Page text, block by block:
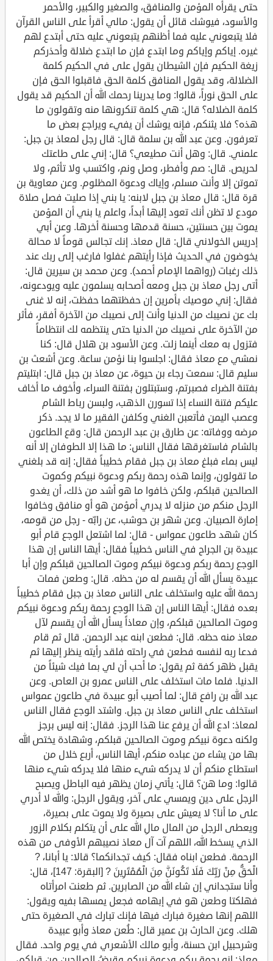
حتى يقرأه المؤمن والمنافق، والصغير والكبير، والأحمر
والأسود، فيوشك قائل أن يقول: مالي أقرأ على الناس القرآن
فلا يتبعوني عليه فما أظنهم يتبعوني عليه حتى أبتدع لهم
غيره. إياكم وإياكم وما ابتدع فإن ما ابتدع ضلالة وأحذركم
زيغة الحكيم فإن الشيطان يقول على في الحكيم كلمة
الضلالة، وقد يقول المنافق كلمة الحق فاقبلوا الحق فإن
على الحق نوراً، قالوا: وما يدرينا رحمك الله أن الحكيم قد يقول
كلمة الضلاله؟ قال: هي كلمة تنكرونها منه وتقولون ما
هذه؟ فلا يثنكم، فإنه يوشك أن يفيء ويراجع بعض ما
تعرفون. وعن عبد الله بن سلمة قال: قال رجل لمعاذ بن جبل:
علمني. قال: وهل أنت مطيعي؟ قال: إني على طاعتك
لحريص. قال: صم وأفطر، وصل ونم، واكتسب ولا تأثم، ولا
تموتن إلا وأنت مسلم، وإياك ودعوة المظلوم. وعن معاوية بن
قرة قال: قال معاذ بن جبل لابنه: يا بني إذا صليت فصل صلاة
مودع لا تظن أنك تعود إليها أبداً، واعلم يا بني أن المؤمن
يموت بين حسنتين، حسنة قدمها وحسنة أخرها. وعن أبي
إدريس الخولاني قال: قال معاذ. إنك تجالس قوماً لا محالة
يخوضون في الحديث فإذا رأيتهم غفلوا فارغب إلى ربك عند
ذلك رغبات (رواهما الإمام أحمد). وعن محمد بن سيرين قال:
أتى رجل معاذ بن جبل ومعه أصحابه يسلمون عليه ويودعونه،
فقال: إني موصيك بأمرين إن حفظتهما حفظت، إنه لا غنى
بك عن نصيبك من الدنيا وأنت إلى نصيبك من الآخرة أفقر، فأثر
من الآخرة على نصيبك من الدنيا حتى ينتظمه لك انتظاماً
فتزول به معك أينما زلت. وعن الأسود بن هلال قال: كنا
نمشي مع معاذ فقال: اجلسوا بنا نؤمن ساعة. وعن أشعث بن
سليم قال: سمعت رجاء بن حيوة، عن معاذ بن جبل قال: ابتليتم
بفتنة الضراء فصبرتم، وستبتلون بفتنة السراء، وأخوف ما أخاف
عليكم فتنة النساء إذا تسورن الذهب، ولبسن رباط الشام
وعصب اليمن فأتعبن الغني وكلفن الفقير ما لا يجد. ذكر
مرضه ووفاته: عن طارق بن عبد الرحمن قال: وقع الطاعون
بالشام فاستغرقها فقال الناس: ما هذا إلا الطوفان إلا أنه
ليس بماء فبلغ معاذ بن جبل فقام خطيباً فقال: إنه قد بلغني
ما تقولون، وإنما هذه رحمة ربكم ودعوة نبيكم وكموت
الصالحين قبلكم، ولكن خافوا ما هو أشد من ذلك، أن يغدو
الرجل منكم من منزله لا يدري أمؤمن هو أو منافق وخافوا
إمارة الصبيان. وعن شهر بن حوشب، عن رابّه - رجل من قومه،
كان شهد طاعون عمواس - قال: لما اشتعل الوجع قام أبو
عبيدة بن الجراح في الناس خطيباً فقال: أيها الناس إن هذا
الوجع رحمة ربكم ودعوة نبيكم وموت الصالحين قبلكم وإن أبا
عبيدة يسأل الله أن يقسم له من حظه. قال: وطعن فمات
رحمة الله عليه واستخلف على الناس معاذ بن جبل فقام خطيباً
بعده فقال: أيها الناس إن هذا الوجع رحمة ربكم ودعوة نبيكم
وموت الصالحين قبلكم، وإن معاذاً يسأل الله أن يقسم لآل
معاذ منه حظه. قال: فطعن ابنه عبد الرحمن. قال ثم قام
فدعا ربه لنفسه فطعن في راحته فلقد رأيته ينظر إليها ثم
يقبل ظهر كفة ثم يقول: ما أحب أن لي بما فيك شيئاً من
الدنيا. فلما مات استخلف على الناس عمرو بن العاص. وعن
عبد الله بن رافع قال: لما أصيب أبو عبيدة في طاعون عمواس
استخلف على الناس معاذ بن جبل. واشتد الوجع فقال الناس
لمعاذ: ادع الله أن يرفع عنا هذا الرجز. فقال: إنه ليس برجز
ولكنه دعوة نبيكم وموت الصالحين قبلكم، وشهادة يختص الله
بها من يشاء من عباده منكم، أيها الناس، أربع خلال من
استطاع منكم أن لا يدركه شيء منها فلا يدركه شيء منها
قالوا: وما هن؟ قال: يأتي زمان يظهر فيه الباطل ويصبح
الرجل على دين ويمسي على آخر، ويقول الرجل: والله لا أدري
على ما أنا؟ لا يعيش على بصيرة ولا يموت على بصيرة،
ويعطى الرجل من المال مالِ الله على أن يتكلم بكلام الزور
الذي يسخط الله، اللهم آت آل معاذ نصيبهم الأوفى من هذه
الرحمة. فطعن ابناه فقال: كيف تجدانكما؟ قالا: يا أبانا، ?
الْحَقُّ مِنْ رَبِّكَ فَلَا تَكُونَنَّ مِنَ الْمُمْتَرِينَ ? [البقرة: 147]، قال:
وأنا ستجداني إن شاء الله من الصابرين. ثم طعنت امرأتاه
فهلكتا وطعن هو في إبهامه فجعل يمسها بفيه ويقول:
اللهم إنها صغيرة فبارك فيها فإنك تبارك في الصغيرة حتى
هلك. وعن الحارث بن عمير قال: طُعن معاذ وأبو عبيدة
وشرحبيل ابن حسنة، وأبو مالك الأشعري في يوم واحد. فقال